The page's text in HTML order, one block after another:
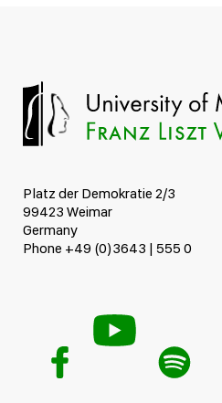
Platz der Demokratie 2/3
99423 Weimar
Germany
Phone +49 (0)3643 | 555 0